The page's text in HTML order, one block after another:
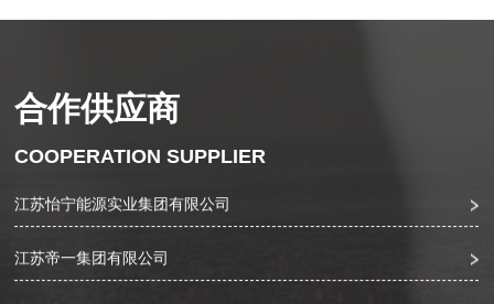
合作供应商
COOPERATION SUPPLIER
常州市北达机械制造有限公司
江苏怡宁能源实业集团有限公司
江苏帝一集团有限公司
青岛悠进电装有限公司